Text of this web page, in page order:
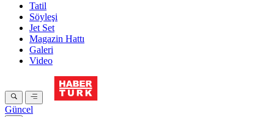
Tatil
Söyleşi
Jet Set
Magazin Hattı
Galeri
Video
Güncel